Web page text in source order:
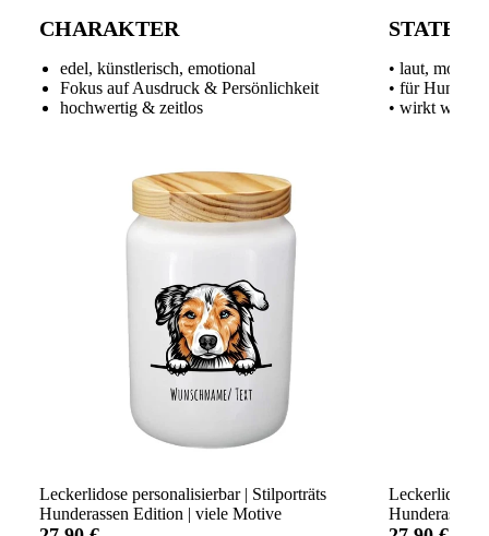
CHARAKTER
edel, künstlerisch, emotional
Fokus auf Ausdruck & Persönlichkeit
hochwertig & zeitlos
Leckerlidose personalisierbar | Stilporträts
Hunderassen Edition | viele Motive
• laut,
• für
• wirkt wie
Leckerlidose
Hunderassen